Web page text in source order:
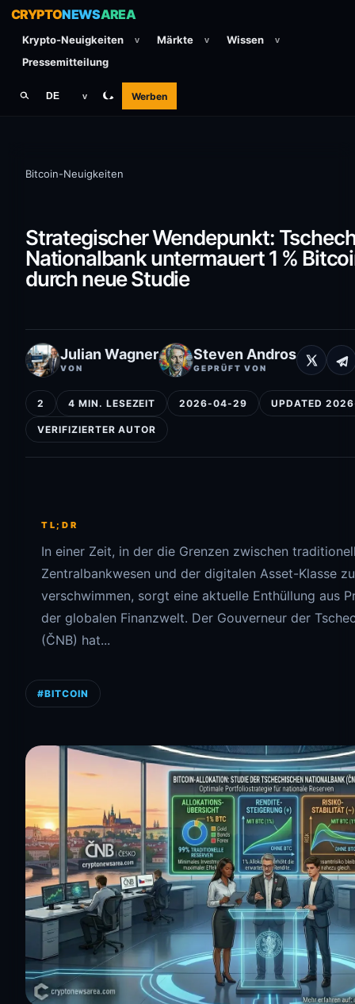
CRYPTONEWSAREA
Krypto-Neuigkeiten v Märkte v Wissen v
Pressemitteilung
DE v Werben
Bitcoin-Neuigkeiten
Strategischer Wendepunkt:
Nationalbank untermauert 1 %
durch neue Studie
Julian Wagner
VON
Steven Andros
GEPRÜFT VON
2 4 MIN. LESEZEIT 2026-04-29 UPDATED
VERIFIZIERTER AUTOR
TL;DR
In einer Zeit, in der die Grenzen zwischen
Zentralbankwesen und der digitalen Asset-Klasse
verschwimmen, sorgt eine aktuelle Enthüllung aus
der globalen Finanzwelt. Der Gouverneur der
(ČNB) hat...
#BITCOIN